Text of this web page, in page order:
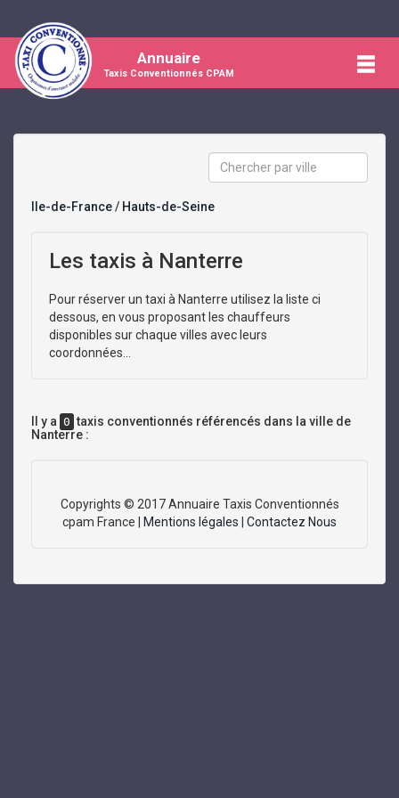
Annuaire
Taxis Conventionnés CPAM
Ile-de-France/ Hauts-de-Seine
Les taxis à Nanterre
Pour réserver un taxi à Nanterre utilisez la liste ci
dessous, en vous proposant les chauffeurs
disponibles sur chaque villes avec leurs
coordonnées...
Il y a 0 taxis conventionnés référencés dans la ville de
Nanterre :
Copyrights © 2017 Annuaire Taxis Conventionnés
cpam France |
Mentions légales Contactez Nous